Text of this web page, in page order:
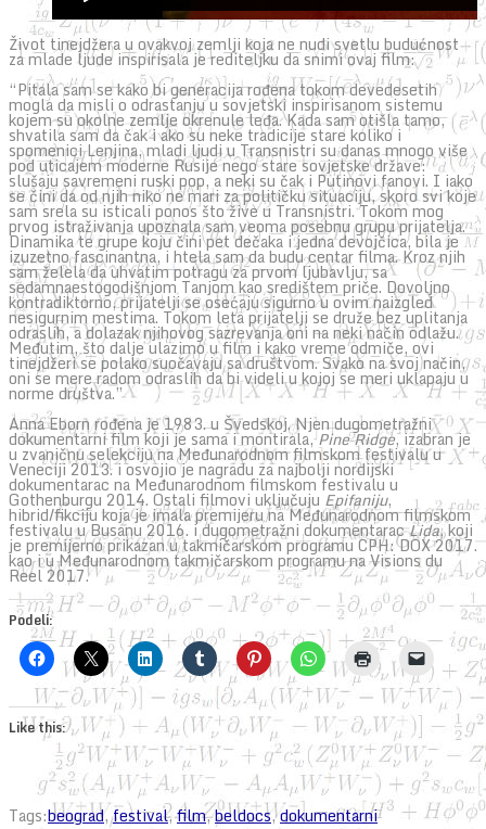
Život tinejdžera u ovakvoj zemlji koja ne nudi svetlu budućnost
za mlade ljude inspirisala je rediteljku da snimi ovaj film:
“Pitala sam se kako bi generacija rođena tokom devedesetih
mogla da misli o odrastanju u sovjetski inspirisanom sistemu
kojem su okolne zemlje okrenule leđa. Kada sam otišla tamo,
shvatila sam da čak i ako su neke tradicije stare koliko i
spomenici Lenjina, mladi ljudi u Transnistri su danas mnogo više
pod uticajem moderne Rusije nego stare sovjetske države:
slušaju savremeni ruski pop, a neki su čak i Putinovi fanovi. I iako
se čini da od njih niko ne mari za političku situaciju, skoro svi koje
sam srela su isticali ponos što žive u Transnistri. Tokom mog
prvog istraživanja upoznala sam veoma posebnu grupu prijatelja.
Dinamika te grupe koju čini pet dečaka i jedna devojčica, bila je
izuzetno fascinantna, i htela sam da budu centar filma. Kroz njih
sam želela da uhvatim potragu za prvom ljubavlju, sa
sedamnaestogodišnjom Tanjom kao središtem priče. Dovoljno
kontradiktorno, prijatelji se osećaju sigurno u ovim naizgled
nesigurnim mestima. Tokom leta prijatelji se druže bez uplitanja
odraslih, a dolazak njihovog sazrevanja oni na neki način odlažu.
Međutim, što dalje ulazimo u film i kako vreme odmiče, ovi
tinejdžeri se polako suočavaju sa društvom. Svako na svoj način,
oni se mere radom odraslih da bi videli u kojoj se meri uklapaju u
norme društva.”
Anna Eborn rođena je 1983. u Švedskoj. Njen dugometražni
dokumentarni film koji je sama i montirala,Pine Ridge, izabran je
u zvaničnu selekciju na Međunarodnom filmskom festivalu u
Veneciji 2013. i osvojio je nagradu za najbolji nordijski
dokumentarac na Međunarodnom filmskom festivalu u
Gothenburgu 2014. Ostali filmovi uključuju Epifaniju,
hibrid/fikciju koja je imala premijeru na Međunarodnom filmskom
festivalu u Busanu 2016. i dugometražni dokumentaracLida, koji
je premijerno prikazan u takmičarskom programu CPH: DOX 2017.
kao i u Međunarodnom takmičarskom programu na Visions du
Reel 2017.
Podeli:
Like this:
Tags:beograd,festival,film,beldocs,dokumentarni